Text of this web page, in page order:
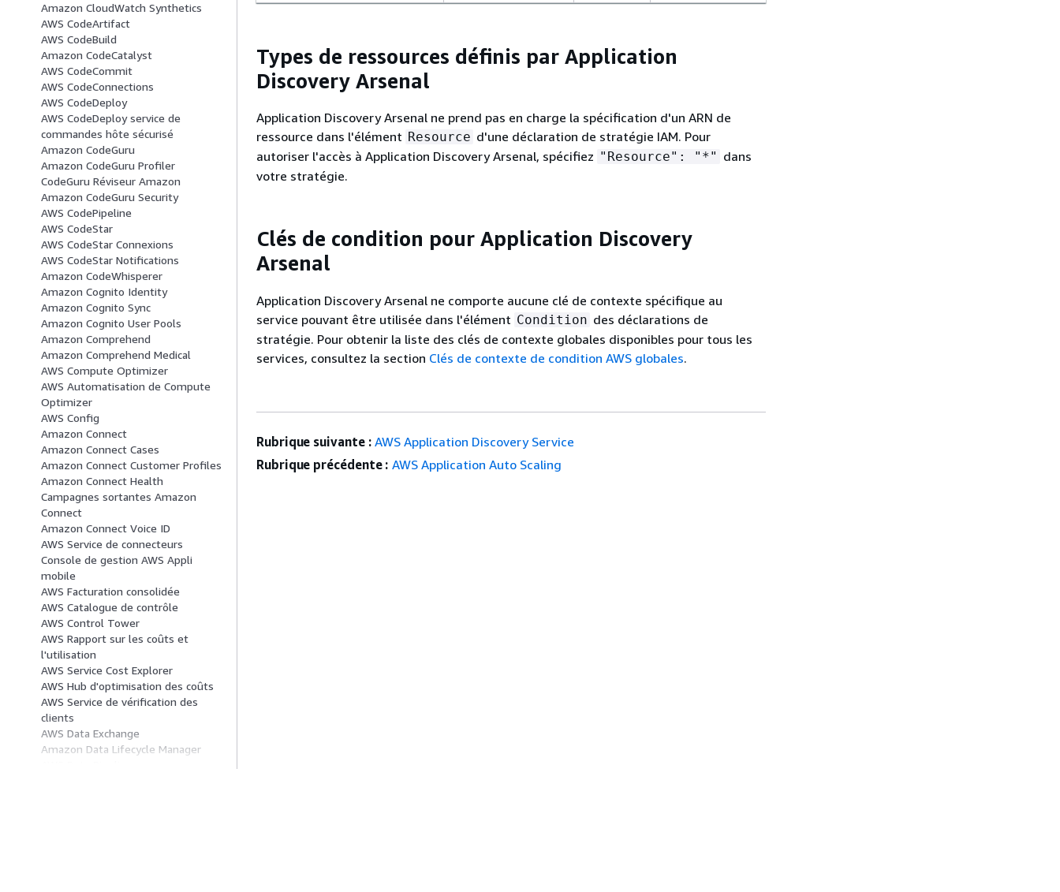
Amazon CloudWatch Synthetics
AWS CodeArtifact
AWS CodeBuild
Amazon CodeCatalyst
AWS CodeCommit
AWS CodeConnections
AWS CodeDeploy
AWS CodeDeploy service de
commandes hôte sécurisé
Amazon CodeGuru
Amazon CodeGuru Profiler
CodeGuru Réviseur Amazon
Amazon CodeGuru Security
AWS CodePipeline
AWS CodeStar
AWS CodeStar Connexions
AWS CodeStar Notifications
Amazon CodeWhisperer
Amazon Cognito Identity
Amazon Cognito Sync
Amazon Cognito User Pools
Amazon Comprehend
Amazon Comprehend Medical
AWS Compute Optimizer
AWS Automatisation de Compute
Optimizer
AWS Config
Amazon Connect
Amazon Connect Cases
Amazon Connect Customer Profiles
Amazon Connect Health
Campagnes sortantes Amazon
Connect
Amazon Connect Voice ID
AWS Service de connecteurs
Console de gestion AWS Appli
mobile
AWS Facturation consolidée
AWS Catalogue de contrôle
AWS Control Tower
AWS Rapport sur les coûts et
l'utilisation
AWS Service Cost Explorer
AWS Hub d'optimisation des coûts
AWS Service de vérification des
clients
AWS Data Exchange
Amazon Data Lifecycle Manager
Types de ressources définis par Application
Discovery Arsenal
Application Discovery Arsenal ne prend pas en charge la spécification d'un ARN de
ressource dans l'élément Resource d'une déclaration de stratégie IAM. Pour
autoriser l'accès à Application Discovery Arsenal, spécifiez "Resource": "*" dans
votre stratégie.
Clés de condition pour Application Discovery
Arsenal
Application Discovery Arsenal ne comporte aucune clé de contexte spécifique au
service pouvant être utilisée dans l'élément Condition des déclarations de
stratégie. Pour obtenir la liste des clés de contexte globales disponibles pour tous les
services, consultez la section Clés de contexte de condition AWS globales.
Rubrique suivante : AWS Application Discovery Service
Rubrique précédente : AWS Application Auto Scaling